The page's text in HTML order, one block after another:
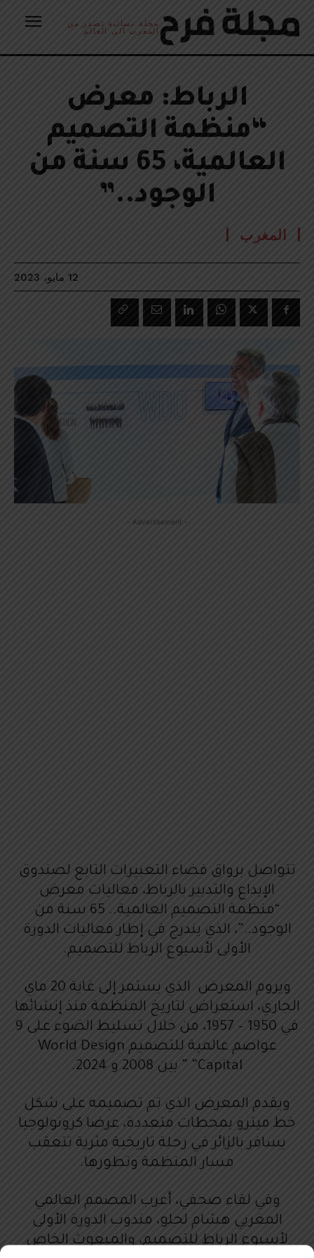
مجلة نسائية تصدر من
المغرب الى العالم
الرباط: معرض
“منظمة التصميم
العالمية، 65 سنة من
الوجود..”
المغرب
12 مايو، 2023
- Advertisement -
تتواصل برواق فضاء التعبيرات التابع لصندوق
الإيداع والتدبير بالرباط، فعاليات معرض
“منظمة التصميم العالمية.. 65 سنة من
الوجود..”، الذي يندرج في إطار فعاليات الدورة
الأولى لأسبوع الرباط للتصميم.
ويروم المعرض الذي يستمر إلى غاية 20 ماي
الجاري، استعراض لتاريخ المنظمة منذ إنشائها
في 1950 – 1957، من خلال تسليط الضوء على 9
عواصم عالمية للتصميم World Design
Capital” ” بين 2008 و 2024.
ويقدم المعرض الذي تم تصميمه على شكل
خط ميترو بمحطات متعددة، عرضا كرونولوجيا
يسافر بالزائر في رحلة تاريخية مثرية تتعقب
مسار المنظمة وتطورها.
وفي لقاء صحفي، أعرب المصمم العالمي
المغربي هشام لحلو، مندوب الدورة الأولى
لأسبوع الرباط للتصميم، والمبعوث الخاص